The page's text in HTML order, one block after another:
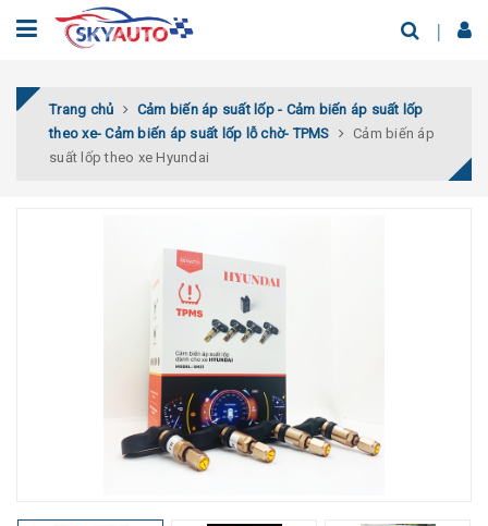
Trang chủ
Cảm biến áp suất lốp - Cảm biến áp suất lốp
theo xe- Cảm biến áp suất lốp lỗ chờ- TPMS
Cảm biến áp
suất lốp theo xe Hyundai